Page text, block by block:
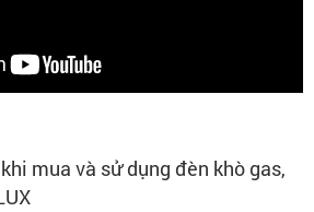
mua và sử dụng đèn khò gas,